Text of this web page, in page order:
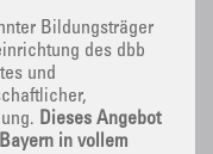
Bildungsträger
des dbb
und
Dieses Angebot
in vollem